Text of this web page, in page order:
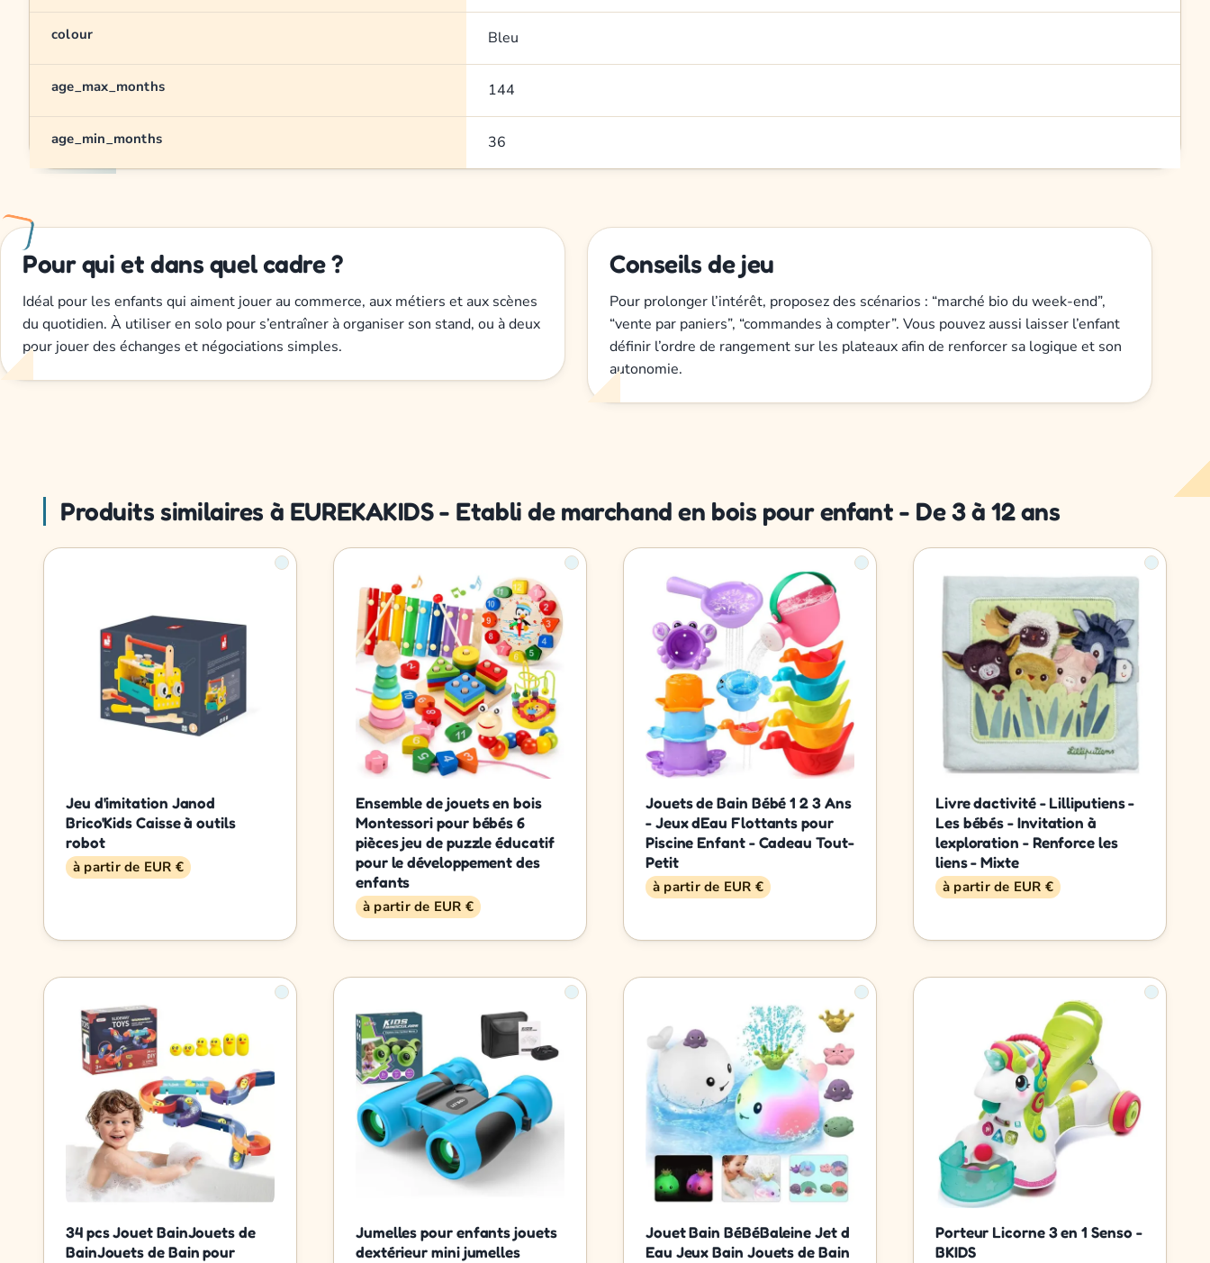
colour Bleu
age_max_months 144
age_min_months 36
Pour qui et dans quel cadre ?
Idéal pour les enfants qui aiment jouer au commerce, aux métiers et aux scènes
du quotidien. À utiliser en solo pour s’entraîner à organiser son stand, ou à deux
pour jouer des échanges et négociations simples.
Conseils de jeu
Pour prolonger l’intérêt, proposez des scénarios : “marché bio du week-end”,
“vente par paniers”, “commandes à compter”. Vous pouvez aussi laisser l’enfant
définir l’ordre de rangement sur les plateaux afin de renforcer sa logique et son
autonomie.
Produits similaires à EUREKAKIDS - Etabli de marchand en bois pour enfant - De 3 à 12 ans
Jeu d'imitation Janod
Brico'Kids Caisse à outils
robot
à partir de EUR €
Ensemble de jouets en bois
Montessori pour bébés 6
pièces jeu de puzzle éducatif
pour le développement des
enfants
à partir de EUR €
Jouets de Bain Bébé 1 2 3 Ans
- Jeux dEau Flottants pour
Piscine Enfant - Cadeau Tout-
Petit
à partir de EUR €
Livre dactivité - Lilliputiens -
Les bébés - Invitation à
lexploration - Renforce les
liens - Mixte
à partir de EUR €
34 pcs Jouet BainJouets de
BainJouets de Bain pour
Jumelles pour enfants jouets
dextérieur mini jumelles
Jouet Bain BéBéBaleine Jet d
Eau Jeux Bain Jouets de Bain
Porteur Licorne 3 en 1 Senso -
BKIDS